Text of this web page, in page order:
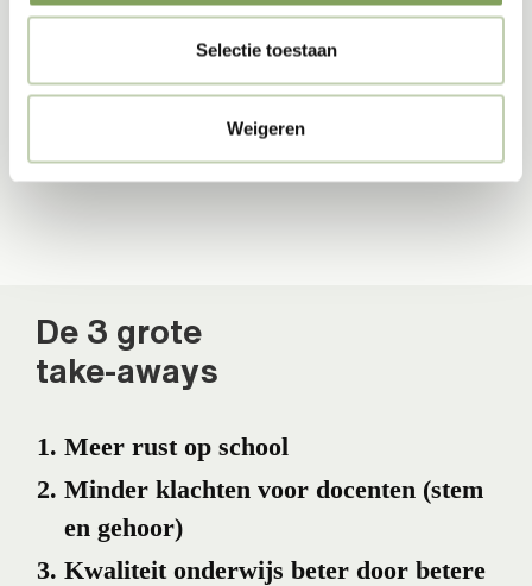
Selectie toestaan
Weigeren
van Impact Acoustic, zoals Chatpods, plafondpanelen,
verlichting, wandpanelen en akoestische
werkplekken.
De 3 grote
take-aways
Meer rust op school
Minder klachten voor docenten (stem
en gehoor)
Kwaliteit onderwijs beter door betere